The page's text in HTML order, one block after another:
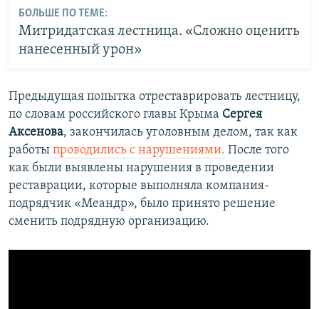
БОЛЬШЕ ПО ТЕМЕ:
Митридатская лестница. «Сложно оценить
нанесенный урон»
Предыдущая попытка отреставрировать лестницу,
по словам российского главы Крыма Сергея
Аксенова, закончилась уголовным делом, так как
работы проводились с нарушениями. После того
как были выявлены нарушения в проведении
реставрации, которые выполняла компания-
подрядчик «Меандр», было принято решение
сменить подрядную организацию.